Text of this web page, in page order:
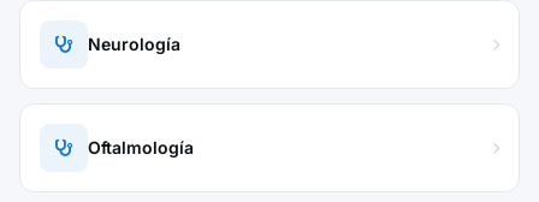
Neurología
Oftalmología